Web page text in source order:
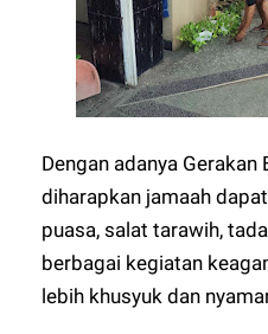
Dengan adanya Gerakan
diharapkan jamaah
puasa, salat tarawih,
berbagai kegiatan
lebih khusyuk dan